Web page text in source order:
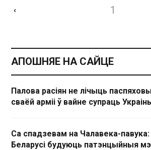
‹ 1
АПОШНЯЕ НА САЙЦЕ
Палова расіян не лічыць
сваёй арміі ў вайне супраць
Са спадзевам на Чалавека-
Беларусі будуюць патэнцыйныя